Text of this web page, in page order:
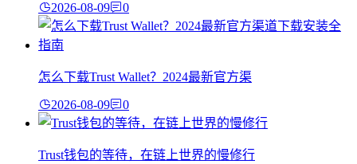
2026-08-09 0
怎么下载Trust Wallet？2024最新官方渠
2026-08-09 0
Trust钱包的等待，在链上世界的慢修行